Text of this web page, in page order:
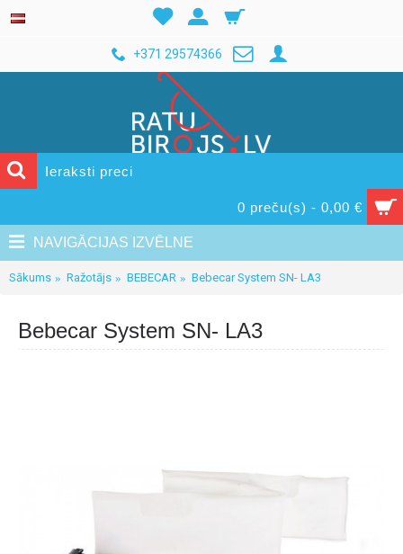
+371 29574366
0 preču(s) - 0,00 €
NAVIGĀCIJAS IZVĒLNE
Sākums Ražotājs BEBECAR Bebecar System SN- LA3
Bebecar System SN- LA3